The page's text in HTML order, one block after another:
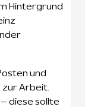
Hintergrund
und
zur Arbeit.
diese sollte